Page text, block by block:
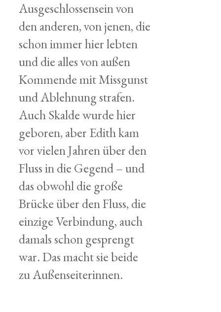
Ausgeschlossensein von
den anderen, von jenen, die
schon immer hier lebten
und die alles von außen
Kommende mit Missgunst
und Ablehnung strafen.
Auch Skalde wurde hier
geboren, aber Edith kam
vor vielen Jahren über den
Fluss in die Gegend – und
das obwohl die große
Brücke über den Fluss, die
einzige Verbindung, auch
damals schon gesprengt
war. Das macht sie beide
zu Außenseiterinnen.